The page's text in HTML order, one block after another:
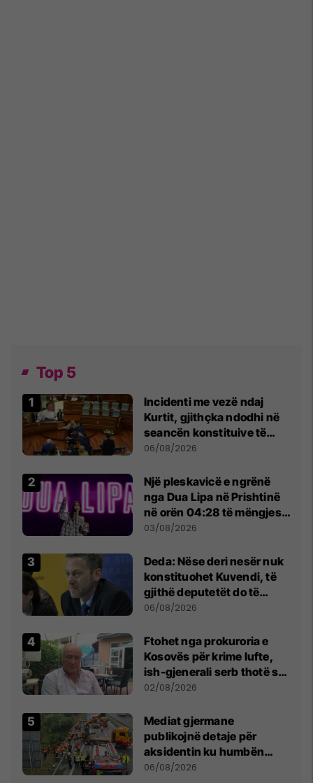
Top 5
Incidenti me vezë ndaj
Kurtit, gjithçka ndodhi në
seancën konstituive të
Kuvendit
06/08/2026
Një pleskavicë e ngrënë
nga Dua Lipa në Prishtinë
në orën 04:28 të mëngjesit
- dhe bota digjitale serbe
03/08/2026
Deda: Nëse deri nesër nuk
konstituohet Kuvendi, të
gjithë deputetët do të
bëjnë shkelje të rëndë
06/08/2026
Ftohet nga prokuroria e
Kosovës për krime lufte,
ish-gjenerali serb thotë se
dikush e tradhtoi në
02/08/2026
Mediat gjermane
publikojnë detaje për
aksidentin ku humbën
jetën tre mërgimtarë nga
06/08/2026